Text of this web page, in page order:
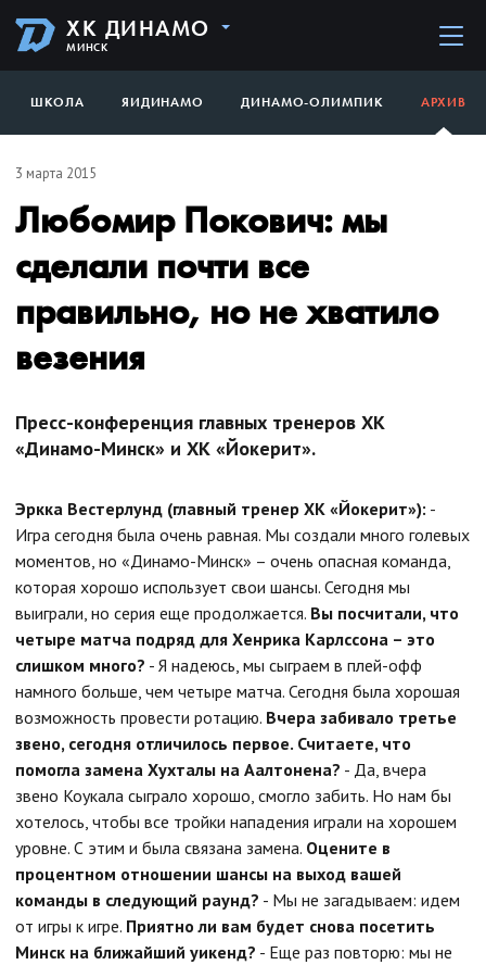
ХК ДИНАМО
МИНСК
ШКОЛА ЯИДИНАМО ДИНАМО-ОЛИМПИК АРХИВ
3 марта 2015
Любомир Покович: мы
сделали почти все
правильно, но не хватило
везения
Пресс-конференция главных тренеров ХК
«Динамо-Минск» и ХК «Йокерит».
Эркка Вестерлунд (главный тренер ХК «Йокерит»): -
Игра сегодня была очень равная. Мы создали много голевых
моментов, но «Динамо-Минск» – очень опасная команда,
которая хорошо использует свои шансы. Сегодня мы
выиграли, но серия еще продолжается. Вы посчитали, что
четыре матча подряд для Хенрика Карлссона – это
слишком много? - Я надеюсь, мы сыграем в плей-офф
намного больше, чем четыре матча. Сегодня была хорошая
возможность провести ротацию. Вчера забивало третье
звено, сегодня отличилось первое. Считаете, что
помогла замена Хухталы на Аалтонена? - Да, вчера
звено Коукала сыграло хорошо, смогло забить. Но нам бы
хотелось, чтобы все тройки нападения играли на хорошем
уровне. С этим и была связана замена. Оцените в
процентном отношении шансы на выход вашей
команды в следующий раунд? - Мы не загадываем: идем
от игры к игре. Приятно ли вам будет снова посетить
Минск на ближайший уикенд? - Еще раз повторю: мы не